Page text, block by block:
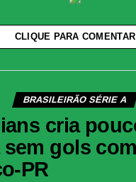
CLIQUE PARA COMENTAR
BRASILEIRÃO SÉRIE A
cria
sem gols
PR